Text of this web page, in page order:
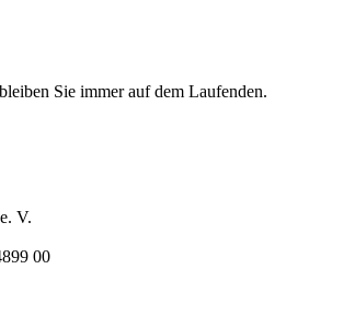
Sie immer auf dem Laufenden.
V.
00